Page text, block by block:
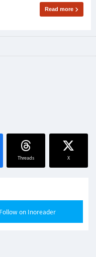
Read more
Threads X
Follow on Inoreader